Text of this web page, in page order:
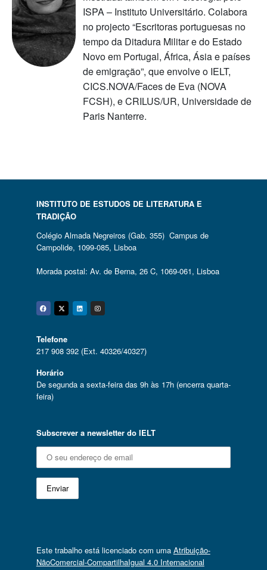
ISPA – Instituto Universitário. Colabora
no projecto “Escritoras portuguesas no
tempo da Ditadura Militar e do Estado
Novo em Portugal, África, Ásia e países
de emigração”, que envolve o IELT,
CICS.NOVA/Faces de Eva (NOVA
FCSH), e CRILUS/UR, Universidade de
Paris Nanterre.
INSTITUTO DE ESTUDOS DE LITERATURA E
TRADIÇÃO
Colégio Almada Negreiros (Gab. 355) Campus de
Campolide, 1099-085, Lisboa
Morada postal: Av. de Berna, 26 C, 1069-061, Lisboa
Facebook
Twitter
Linkedin
Instagram
Telefone
217 908 392 (Ext. 40326/40327)
Horário
De segunda a sexta-feira das 9h às 17h (encerra quarta-
feira)
Subscrever a newsletter do IELT
Este trabalho está licenciado com uma Atribuição-
NãoComercial-CompartilhaIgual 4.0 Internacional